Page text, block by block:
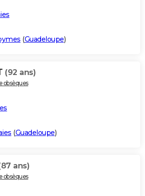
(Guadeloupe)
(92 ans)
obsèques
(Guadeloupe)
ans)
obsèques